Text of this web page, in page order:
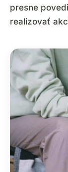
presne
realizovať